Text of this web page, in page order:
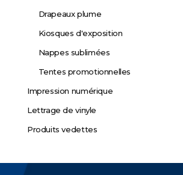
Drapeaux plume
Kiosques d'exposition
Nappes sublimées
Tentes promotionnelles
Impression numérique
Lettrage de vinyle
Produits vedettes